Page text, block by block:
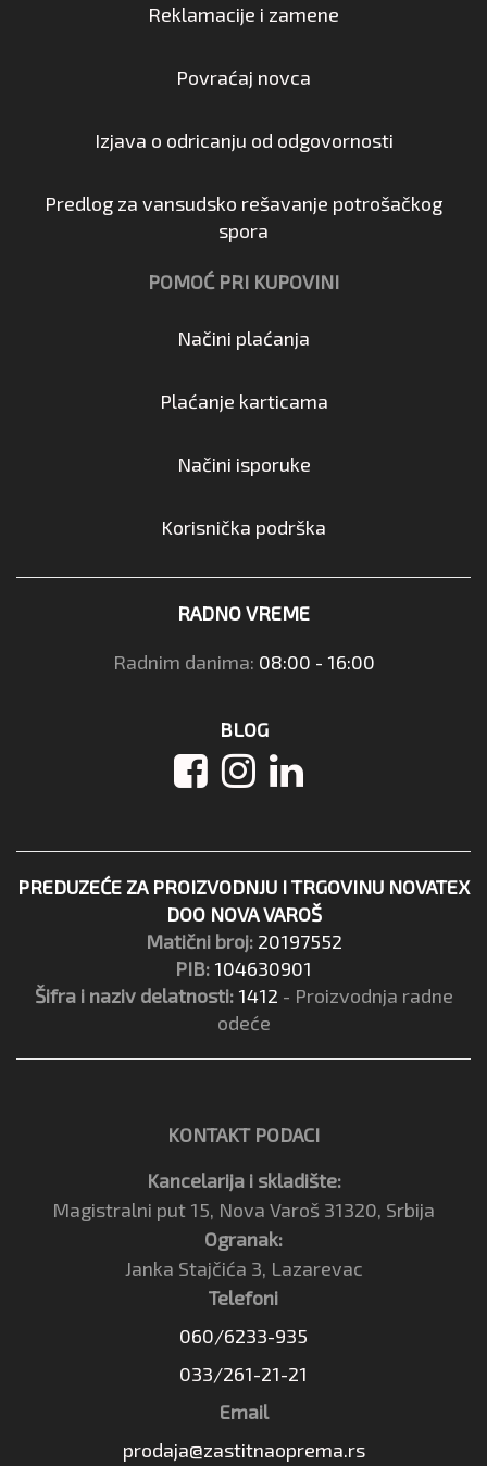
Reklamacije i zamene
Povraćaj novca
Izjava o odricanju od odgovornosti
Predlog za vansudsko rešavanje potrošačkog
spora
POMOĆ PRI KUPOVINI
Načini plaćanja
Plaćanje karticama
Načini isporuke
Korisnička podrška
RADNO VREME
Radnim danima: 08:00 - 16:00
BLOG
PREDUZEĆE ZA PROIZVODNJU I TRGOVINU NOVATEX
DOO NOVA VAROŠ
Matični broj: 20197552
PIB: 104630901
Šifra i naziv delatnosti: 1412 - Proizvodnja radne
odeće
KONTAKT PODACI
Kancelarija i skladište:
Magistralni put 15, Nova Varoš 31320, Srbija
Ogranak:
Janka Stajčića 3, Lazarevac
Telefoni
060/6233-935
033/261-21-21
Email
prodaja@zastitnaoprema.rs